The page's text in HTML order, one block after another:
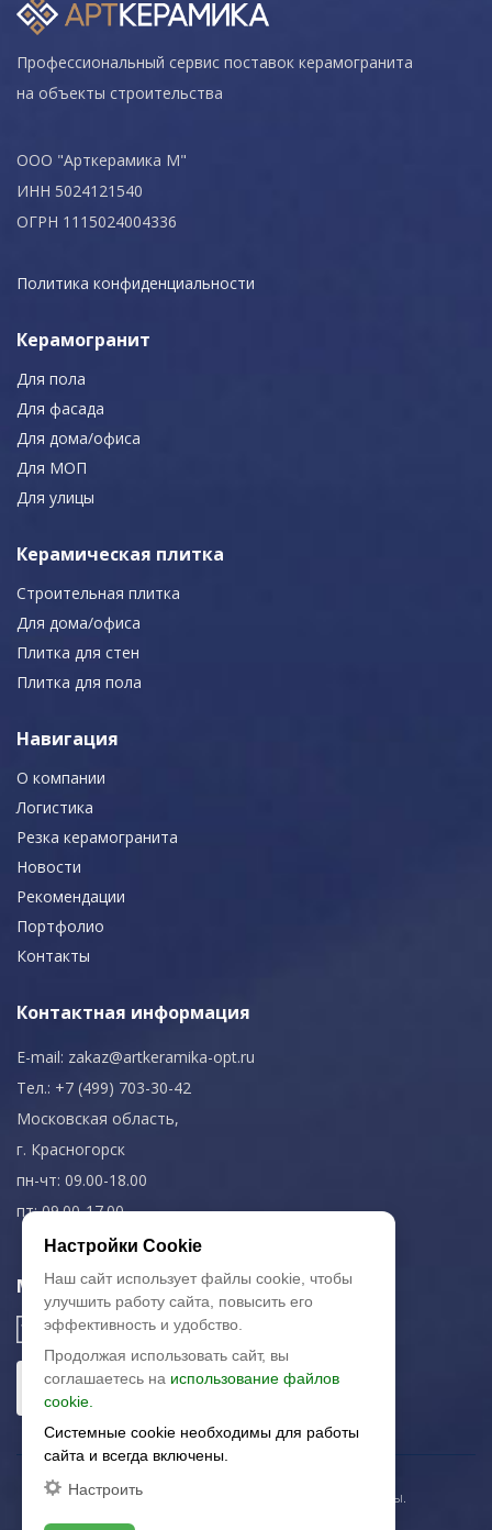
Профессиональный сервис поставок керамогранита
на объекты строительства
ООО "Арткерамика М"
ИНН 5024121540
ОГРН 1115024004336
Политика конфиденциальности
Керамогранит
Для пола
Для фасада
Для дома/офиса
Для МОП
Для улицы
Керамическая плитка
Строительная плитка
Для дома/офиса
Плитка для стен
Плитка для пола
Навигация
О компании
Логистика
Резка керамогранита
Новости
Рекомендации
Портфолио
Контакты
Контактная информация
E-mail: zakaz@artkeramika-opt.ru
Тел.: +7 (499) 703-30-42
Московская область,
г. Красногорск
пн-чт: 09.00-18.00
пт: 09.00-17.00
Мы в соц. сетях
© 2003-2026 «Арткерамика». Все права защищены.
Настройки Cookie
Наш сайт использует файлы cookie, чтобы
улучшить работу сайта, повысить его
эффективность и удобство.
Продолжая использовать сайт, вы
соглашаетесь на использование файлов
cookie.
Системные cookie необходимы для работы
сайта и всегда включены.
Настроить